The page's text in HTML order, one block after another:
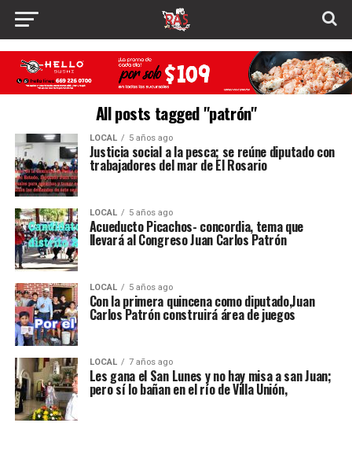
All posts tagged "patrón"
LOCAL 5 años ago
Justicia social a la pesca; se reúne diputado con
trabajadores del mar de El Rosario
LOCAL 5 años ago
Acueducto Picachos- concordia, tema que
llevará al Congreso Juan Carlos Patrón
LOCAL 5 años ago
Con la primera quincena como diputado,Juan
Carlos Patrón construirá área de juegos
LOCAL 7 años ago
Les gana el San Lunes y no hay misa a san Juan;
pero sí lo bañan en el río de Villa Unión,